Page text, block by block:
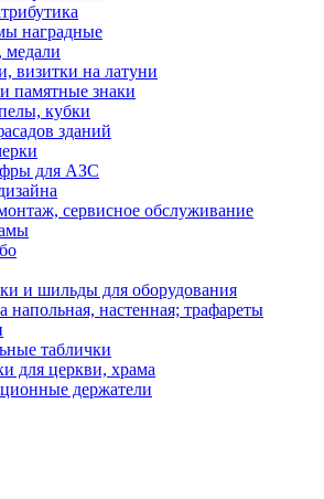
наградные
медали
визитки на латуни
памятные знаки
кубки
зданий
для АЗС
сервисное обслуживание
и шильды для оборудования
напольная, настенная; трафареты
таблички
для церкви, храма
держатели